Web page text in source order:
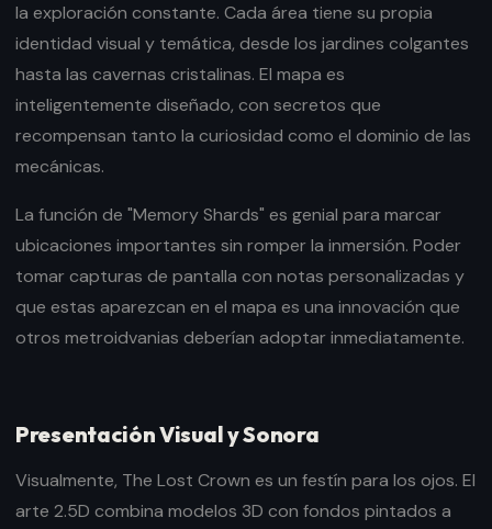
la exploración constante. Cada área tiene su propia
identidad visual y temática, desde los jardines colgantes
hasta las cavernas cristalinas. El mapa es
inteligentemente diseñado, con secretos que
recompensan tanto la curiosidad como el dominio de las
mecánicas.
La función de "Memory Shards" es genial para marcar
ubicaciones importantes sin romper la inmersión. Poder
tomar capturas de pantalla con notas personalizadas y
que estas aparezcan en el mapa es una innovación que
otros metroidvanias deberían adoptar inmediatamente.
Presentación Visual y Sonora
Visualmente, The Lost Crown es un festín para los ojos. El
arte 2.5D combina modelos 3D con fondos pintados a